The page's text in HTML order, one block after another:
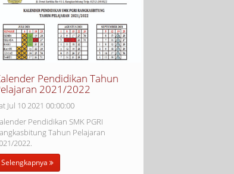
Pendidikan Tahun
2021/2022
Jul 10 2021 00:00:00
Pendidikan SMK PGRI
Tahun Pelajaran
2022.
Selengkapnya